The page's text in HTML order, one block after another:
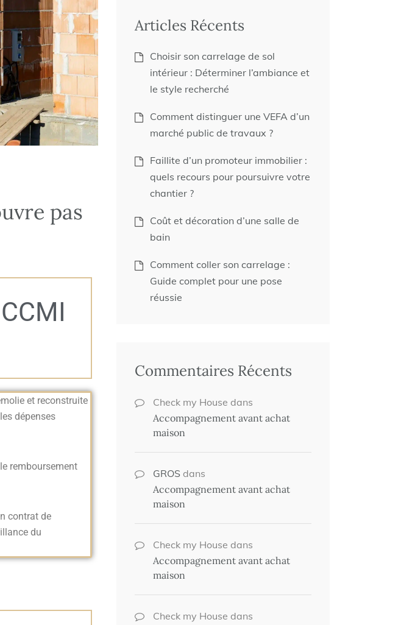
pas
et reconstruite
dépenses
remboursement
contrat de
du
Articles Récents
Choisir son carrelage de sol
intérieur : Déterminer l’ambiance et
le style recherché
Comment distinguer une VEFA d’un
marché public de travaux ?
Faillite d’un promoteur immobilier :
quels recours pour poursuivre votre
chantier ?
Coût et décoration d’une salle de
bain
Comment coller son carrelage :
Guide complet pour une pose
réussie
Commentaires Récents
Check my House dans
Accompagnement avant achat
maison
GROS dans
Accompagnement avant achat
maison
Check my House dans
Accompagnement avant achat
maison
Check my House dans